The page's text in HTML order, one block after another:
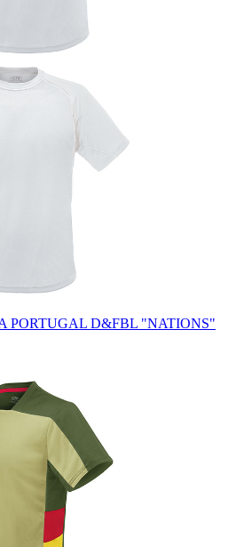
PORTUGAL D&FBL "NATIONS"